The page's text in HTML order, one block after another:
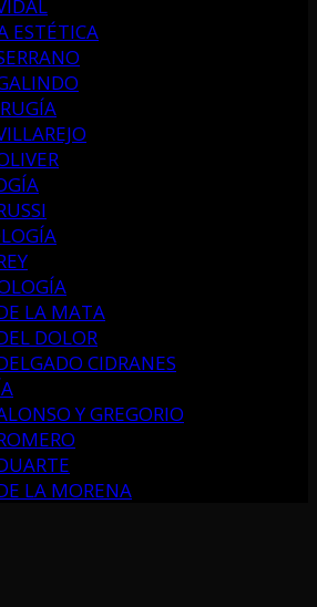
ESTÉTICA
LA MATA
DOLOR
CIDRANES
Y GREGORIO
LA MORENA